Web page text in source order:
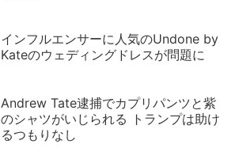
インフルエンサーに人気のUndone by
Kateのウェディングドレスが問題に
Andrew Tate逮捕でカプリパンツと紫
のシャツがいじられる トランプは助け
るつもりなし